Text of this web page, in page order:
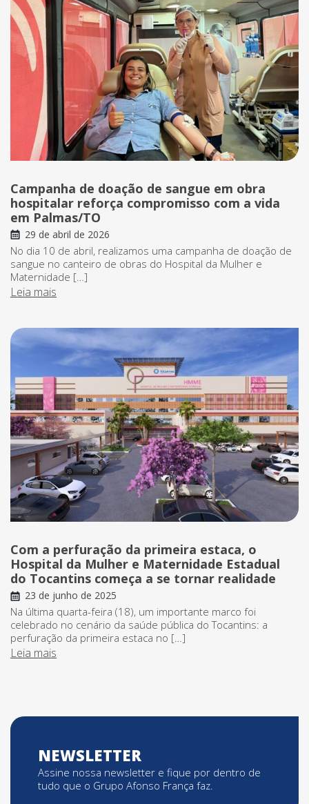
Campanha de doação de sangue em obra
hospitalar reforça compromisso com a vida
em Palmas/TO
29 de abril de 2026
No dia 10 de abril, realizamos uma campanha de doação de
sangue no canteiro de obras do Hospital da Mulher e
Maternidade […]
Leia mais
Com a perfuração da primeira estaca, o
Hospital da Mulher e Maternidade Estadual
do Tocantins começa a se tornar realidade
23 de junho de 2025
Na última quarta-feira (18), um importante marco foi
celebrado no cenário da saúde pública do Tocantins: a
perfuração da primeira estaca no […]
Leia mais
NEWSLETTER
Assine nossa newsletter e fique por dentro de
tudo que o Grupo Afonso França faz.